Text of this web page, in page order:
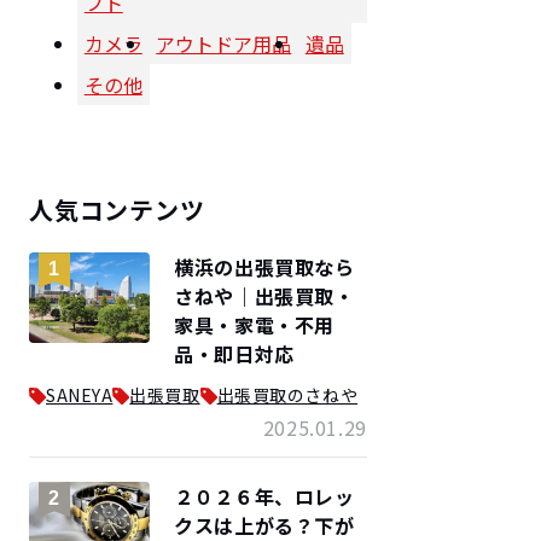
カメラ アウトドア用品 遺品
その他
人気コンテンツ
1
横浜の出張買取なら
さねや｜出張買取・
家具・家電・不用
品・即日対応
SANEYA 出張買取 出張買取のさねや
2025.01.29
2
２０２６年、ロレッ
クスは上がる？下が